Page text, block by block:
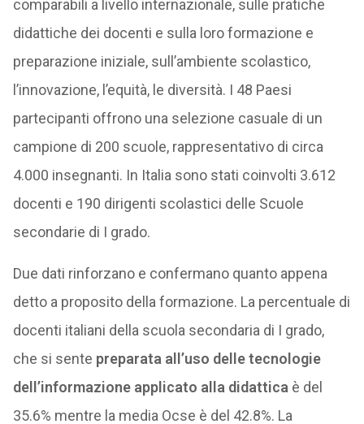
comparabili a livello internazionale, sulle pratiche
didattiche dei docenti e sulla loro formazione e
preparazione iniziale, sull’ambiente scolastico,
l’innovazione, l’equità, le diversità. I 48 Paesi
partecipanti offrono una selezione casuale di un
campione di 200 scuole, rappresentativo di circa
4.000 insegnanti. In Italia sono stati coinvolti 3.612
docenti e 190 dirigenti scolastici delle Scuole
secondarie di I grado.
Due dati rinforzano e confermano quanto appena
detto a proposito della formazione. La percentuale di
docenti italiani della scuola secondaria di I grado,
che si sente preparata all’uso delle tecnologie
dell’informazione applicato alla didattica è del
35.6% mentre la media Ocse è del 42.8%. La